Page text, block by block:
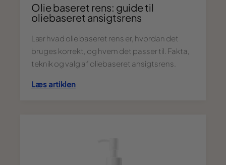
Olie baseret rens: guide til
oliebaseret ansigtsrens
Lær hvad olie baseret rens er, hvordan det
bruges korrekt, og hvem det passer til. Fakta,
teknik og valg af oliebaseret ansigtsrens.
Læs artiklen